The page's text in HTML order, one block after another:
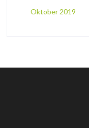
Oktober 2019